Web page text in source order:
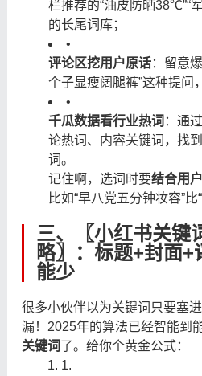
栏推荐的“油皮防晒38℃”“
的长尾词库；
•
评论区挖用户原话：留意
个子显瘦阔腿裤”这种提问
•
千瓜数据看行业热词 ：通
论热词、内容关键词，找
词。
记住啊，选词时要结合用
比如“早八党五分钟妆容”比
三、〖小红书关键
略〗：标题+封面
能少
很多小伙伴以为关键词只要塞
漏！2025年的算法已经智能到
关键词 了。给你个黄金公式：
1.